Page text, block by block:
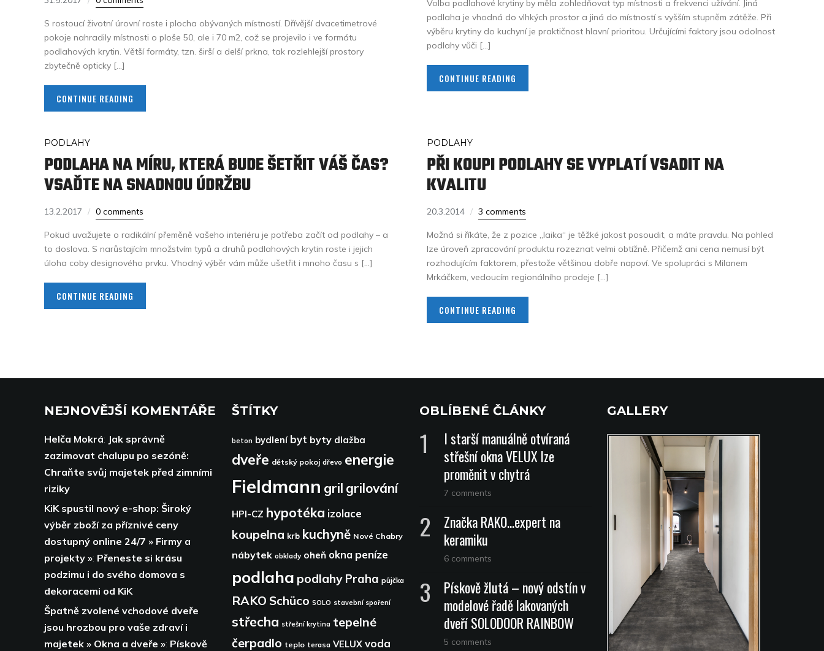
S rostoucí životní úrovní roste i plocha obývaných místností. Dřívější dvacetimetrové
pokoje nahradily místnosti o ploše 50, ale i 70 m2, což se projevilo i ve formátu
podlahových krytin. Větší formáty, tzn. širší a delší prkna, tak rozlehlejší prostory
zbytečně opticky […]
CONTINUE READING
Volba podlahové krytiny by měla zohledňovat typ místnosti a frekvenci užívání. Jiná
podlaha je vhodná do vlhkých prostor a jiná do místností s vyšším stupněm zátěže. Při
výběru krytiny do kuchyní je praktičnost hlavní prioritou. Určujícími faktory jsou odolnost
podlahy vůči […]
CONTINUE READING
PODLAHY
PODLAHA NA MÍRU, KTERÁ BUDE ŠETŘIT VÁŠ ČAS?
VSAĎTE NA SNADNOU ÚDRŽBU
13.2.2017 0 comments
Pokud uvažujete o radikální přeměně vašeho interiéru je potřeba začít od podlahy – a
to doslova. S narůstajícím množstvím typů a druhů podlahových krytin roste i jejich
úloha coby designového prvku. Vhodný výběr vám může ušetřit i mnoho času s […]
CONTINUE READING
PODLAHY
PŘI KOUPI PODLAHY SE VYPLATÍ VSADIT NA
KVALITU
20.3.2014 3 comments
Možná si říkáte, že z pozice „laika“ je těžké jakost posoudit, a máte pravdu. Na pohled
lze úroveň zpracování produktu rozeznat velmi obtížně. Přičemž ani cena nemusí být
rozhodujícím faktorem, přestože většinou dobře napoví. Ve spolupráci s Milanem
Mrkáčkem, vedoucím regionálního prodeje […]
CONTINUE READING
NEJNOVĚJŠÍ KOMENTÁŘE
Helča Mokrá: Jak správně
zazimovat chalupu po sezóně:
Chraňte svůj majetek před zimními
riziky
KiK spustil nový e-shop: Široký
výběr zboží za příznivé ceny
dostupný online 24/7 » Firmy a
projekty »: Přeneste si krásu
podzimu i do svého domova s
dekoracemi od KiK
Špatně zvolené vchodové dveře
jsou hrozbou pro vaše zdraví i
majetek » Okna a dveře »: Pískově
ŠTÍTKY
beton bydlení byt byty dlažba
dveře dětský pokoj dřevo energie
Fieldmann gril grilování
HPI-CZ hypotéka izolace
koupelna krb kuchyně Nové Chabry
nábytek obklady oheň okna peníze
podlaha podlahy Praha půjčka
RAKO Schüco SOLO stavební spoření
střecha střešní krytina tepelné
čerpadlo teplo terasa VELUX voda
OBLÍBENÉ ČLÁNKY
I starší manuálně otvíraná
střešní okna VELUX lze
proměnit v chytrá
7 comments
Značka RAKO…expert na
keramiku
6 comments
Pískově žlutá – nový odstín v
modelové řadě lakovaných
dveří SOLODOOR RAINBOW
5 comments
GALLERY